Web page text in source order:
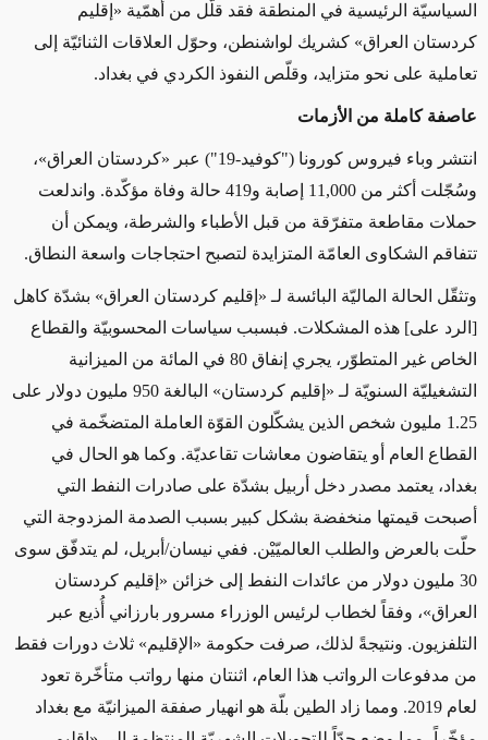
السياسيّة الرئيسية في المنطقة فقد قلّل من أهمّية «إقليم
كردستان العراق» كشريك لواشنطن، وحوّل العلاقات الثنائيّة إلى
تعاملية على نحو متزايد، وقلّص النفوذ الكردي في بغداد.
عاصفة كاملة من الأزمات
انتشر وباء فيروس كورونا ("كوفيد-19") عبر «كردستان العراق»،
وسُجّلت أكثر من 11,000
إصابة و419 حالة وفاة مؤكّدة. واندلعت
حملات مقاطعة متفرّقة من قبل الأطباء والشرطة، ويمكن أن
تتفاقم الشكاوى العامّة المتزايدة لتصبح احتجاجات واسعة النطاق.
وتثقّل الحالة الماليّة البائسة لـ «إقليم كردستان العراق» بشدّة كاهل
[الرد على] هذه المشكلات. فبسبب سياسات المحسوبيّة والقطاع
الخاص غير المتطوّر، يجري إنفاق 80 في المائة من الميزانية
التشغيليّة السنويّة لـ «إقليم كردستان» البالغة 950 مليون دولار على
1.25 مليون شخص الذين يشكّلون القوّة العاملة المتضخّمة في
القطاع العام أو يتقاضون معاشات تقاعديّة. وكما هو الحال في
بغداد، يعتمد مصدر دخل أربيل بشدّة على صادرات النفط التي
أصبحت قيمتها منخفضة بشكل كبير بسبب الصدمة المزدوجة التي
حلّت بالعرض والطلب العالميّيْن. ففي نيسان/أبريل، لم يتدفّق سوى
30 مليون دولار من عائدات النفط إلى خزائن «إقليم كردستان
العراق»، وفقاً لخطاب لرئيس الوزراء مسرور بارزاني أُذيع عبر
التلفزيون. ونتيجةً لذلك، صرفت حكومة «الإقليم» ثلاث دورات فقط
من مدفوعات الرواتب هذا العام، اثنتان منها رواتب متأخّرة تعود
لعام 2019. ومما زاد الطين بلّة هو انهيار صفقة الميزانيّة مع بغداد